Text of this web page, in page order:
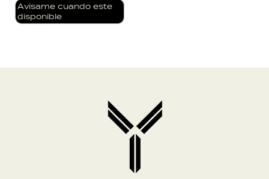
Avisame cuando este
disponible